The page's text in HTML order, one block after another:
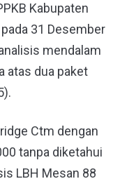
Kabupaten
31 Desember
mendalam
atas dua paket
Ctm dengan
tanpa diketahui
LBH Mesan 88